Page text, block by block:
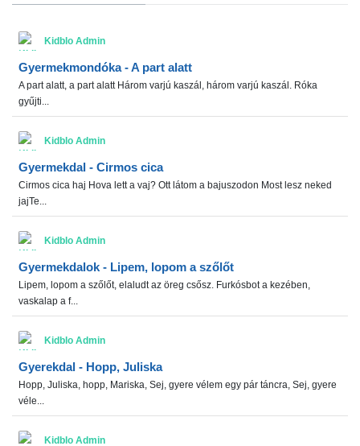
Kidblo Admin
Gyermekmondóka - A part alatt
A part alatt, a part alatt Három varjú kaszál, három varjú kaszál. Róka
gyűjti...
Kidblo Admin
Gyermekdal - Cirmos cica
Cirmos cica haj Hova lett a vaj? Ott látom a bajuszodon Most lesz neked
jajTe...
Kidblo Admin
Gyermekdalok - Lipem, lopom a szőlőt
Lipem, lopom a szőlőt, elaludt az öreg csősz. Furkósbot a kezében,
vaskalap a f...
Kidblo Admin
Gyerekdal - Hopp, Juliska
Hopp, Juliska, hopp, Mariska, Sej, gyere vélem egy pár táncra, Sej, gyere
véle...
Kidblo Admin